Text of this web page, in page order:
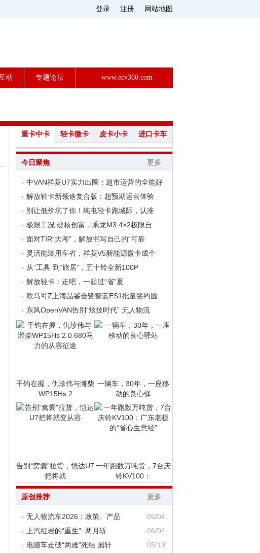
登录 注册 网站地图
动 专题论坛 www.ecv360.com
重卡中卡 轻卡微卡 皮卡小卡 进口卡车
今日聚焦 更多
中VAN祥菱U7实力出圈：超市运营的全能好
解放轻卡新领途复合版：超预期运营体验
别让低价坑了你！纯电轻卡跑城际，认准
极限工况 硬核创富，乘龙M3 4×2极限自
面对TIR“大考”，解放书写自己的“可靠
灵活能装用车省，祥菱V5新能源微卡成个
从“工具”到“旅居”，五十铃全新100P
解放轻卡：走吧，一起过“省”夏
欧马可Z上海品鉴会暨智蓝ES1批量签约圆
东风OpenVAN告别“炫技时代” 无人物流
千钧在握，仇珍伟与潍柴
WP15Hs 2
一辆车，30年，一座移
动的良心驿
告别“窝囊”拉货，恺达U7
把将就
一年跑数万吨货，7台庆
铃KV100：
原创推荐 更多
无人物流车2026：政策、产品
06/04
上汽红岩的“重生”: 两月斩
06/04
电随车走破“两难”死结 国轩
05/19